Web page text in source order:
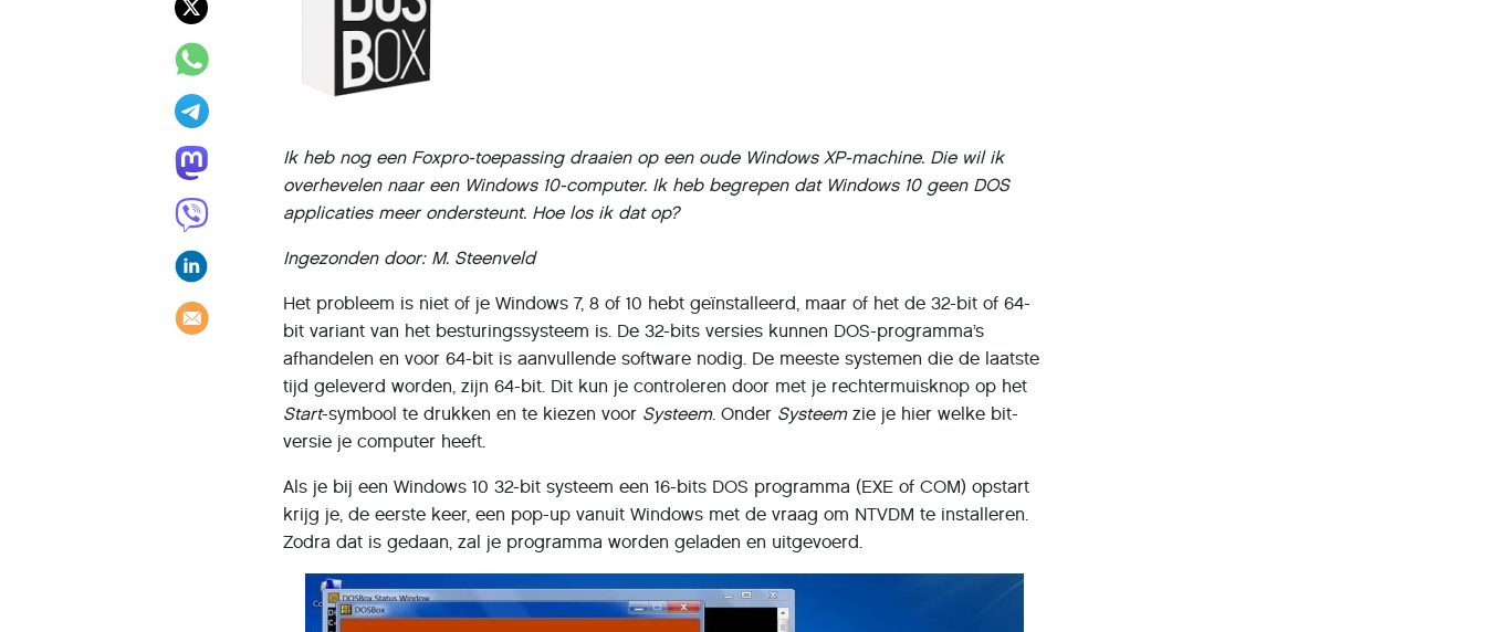
Ik heb nog een Foxpro-toepassing draaien op een oude Windows XP-machine. Die wil ik
overhevelen naar een Windows 10-computer. Ik heb begrepen dat Windows 10 geen DOS
applicaties meer ondersteunt. Hoe los ik dat op?
Ingezonden door: M. Steenveld
Het probleem is niet of je Windows 7, 8 of 10 hebt geïnstalleerd, maar of het de 32-bit of 64-
bit variant van het besturingssysteem is. De 32-bits versies kunnen DOS-programma’s
afhandelen en voor 64-bit is aanvullende software nodig. De meeste systemen die de laatste
tijd geleverd worden, zijn 64-bit. Dit kun je controleren door met je rechtermuisknop op het
Start-symbool te drukken en te kiezen voor Systeem. Onder Systeemzie je hier welke bit-
versie je computer heeft.
Als je bij een Windows 10 32-bit systeem een 16-bits DOS programma (EXE of COM) opstart
krijg je, de eerste keer, een pop-up vanuit Windows met de vraag om NTVDM te installeren.
Zodra dat is gedaan, zal je programma worden geladen en uitgevoerd.